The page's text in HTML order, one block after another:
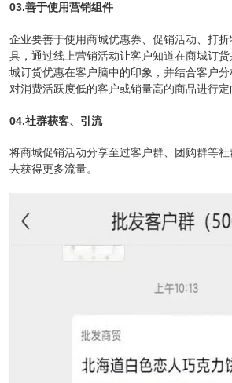
03.善于使用营销组件
企业要善于使用商城优惠券、促销活动、打
具，通过线上营销活动让客户知道在商城订
城订货优惠在客户脑中的印象，并结合客户分
对消费活跃度低的客户或销量高的商品进行定
04.社群获客、引流
将商城促销活动分享至过客户群、团购群等
去获得更多流量。